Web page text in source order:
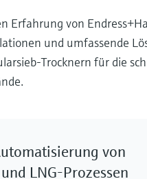
Erfahrung von
und umfassende
Trocknern für die
von
LNG-Prozessen